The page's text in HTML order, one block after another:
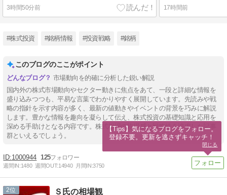
3時間50分前 17時間前
#株式投資 #銘柄情報 #投資戦略 #銘柄
このブログのここがポイント
市場動向を的確に分析した鋭い解説
国内外の株式市場動向やセクター動きに焦点をあて、一段と詳細な情報を
盛り込みつつも、平易な言葉でわかりやすく展開しています。先読みや戦
略の指針を示す内容が多く、最新の値動きやイベントの背景を巧みに解説
します。豊かな情報を趣向を凝らして伝え、株式投資の基礎知識と応用を
深める手助けとなる内容です。株式相場の臨場感と戦略性を追求した記事
群といえるでしょう。
1000944 125
週間IN:1480 週間OUT:14940 月間IN:3750
2 Ｓ氏の相場観
【Tips】気になるブログをフォロー。
登録不要。更新を逃さずキャッチ！
閉じる